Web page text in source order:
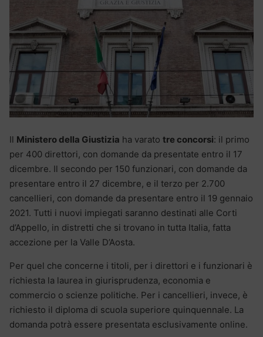
Il Ministero della Giustizia ha varato tre concorsi: il primo
per 400 direttori, con domande da presentate entro il 17
dicembre. Il secondo per 150 funzionari, con domande da
presentare entro il 27 dicembre, e il terzo per 2.700
cancellieri, con domande da presentare entro il 19 gennaio
2021. Tutti i nuovi impiegati saranno destinati alle Corti
d’Appello, in distretti che si trovano in tutta Italia, fatta
accezione per la Valle D’Aosta.
Per quel che concerne i titoli, per i direttori e i funzionari è
richiesta la laurea in giurisprudenza, economia e
commercio o scienze politiche. Per i cancellieri, invece, è
richiesto il diploma di scuola superiore quinquennale. La
domanda potrà essere presentata esclusivamente online.